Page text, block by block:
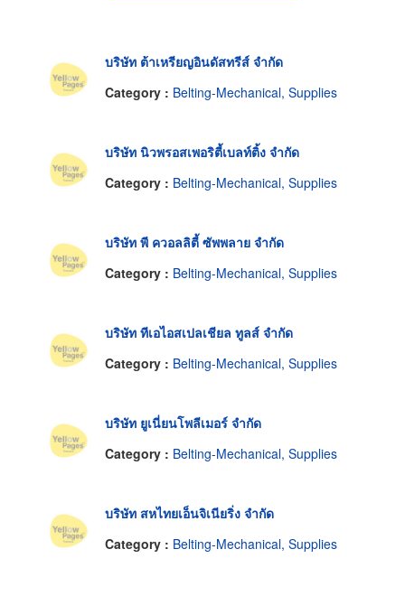
บริษัท ต้าเหรียญอินดัสทรีส์ จำกัด
Category : Belting-Mechanical, Supplies
บริษัท นิวพรอสเพอริตี้เบลท์ติ้ง จำกัด
Category : Belting-Mechanical, Supplies
บริษัท พี ควอลลิตี้ ซัพพลาย จำกัด
Category : Belting-Mechanical, Supplies
บริษัท ทีเอไอสเปลเชียล ทูลส์ จำกัด
Category : Belting-Mechanical, Supplies
บริษัท ยูเนี่ยนโพลีเมอร์ จำกัด
Category : Belting-Mechanical, Supplies
บริษัท สหไทยเอ็นจิเนียริ่ง จำกัด
Category : Belting-Mechanical, Supplies